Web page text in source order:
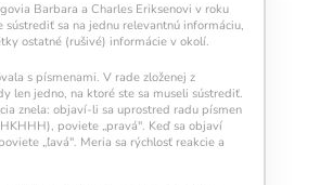
aktivuje novú časť vašej
5 cvičení,rozsvietí sa
splneného tréningu.
svietiť čo najdlhšie –
Barbara a Charles Eriksenovi v roku
sa na jednu relevantnú informáciu,
ostatné (rušivé) informácie v okolí.
s písmenami. V rade zloženej z
len jedno, na ktoré ste sa museli sústrediť.
znela: objaví-li sa uprostred radu písmen
poviete „pravá". Keď sa objaví
„ľavá". Meria sa rýchlosť reakcie a